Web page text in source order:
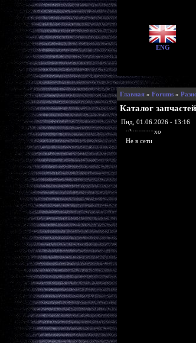
ENG
Главная» Forums»
Каталог
Пнд, 01.06.2026 - 13:16
yluxasyvoxo
Не в сети